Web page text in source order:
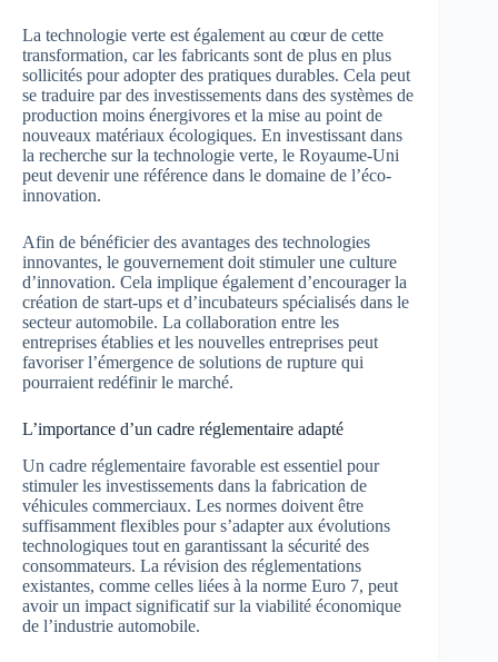
La technologie verte est également au cœur de cette
transformation, car les fabricants sont de plus en plus
sollicités pour adopter des pratiques durables. Cela peut
se traduire par des investissements dans des systèmes de
production moins énergivores et la mise au point de
nouveaux matériaux écologiques. En investissant dans
la recherche sur la technologie verte, le Royaume-Uni
peut devenir une référence dans le domaine de l’éco-
innovation.
Afin de bénéficier des avantages des technologies
innovantes, le gouvernement doit stimuler une culture
d’innovation. Cela implique également d’encourager la
création de start-ups et d’incubateurs spécialisés dans le
secteur automobile. La collaboration entre les
entreprises établies et les nouvelles entreprises peut
favoriser l’émergence de solutions de rupture qui
pourraient redéfinir le marché.
L’importance d’un cadre réglementaire adapté
Un cadre réglementaire favorable est essentiel pour
stimuler les investissements dans la fabrication de
véhicules commerciaux. Les normes doivent être
suffisamment flexibles pour s’adapter aux évolutions
technologiques tout en garantissant la sécurité des
consommateurs. La révision des réglementations
existantes, comme celles liées à la norme Euro 7, peut
avoir un impact significatif sur la viabilité économique
de l’industrie automobile.